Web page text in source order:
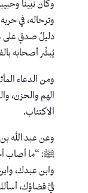
وكان نبينا
وترحاله، في
دليلُ صدقٍ على
يُبشِّر أصحابه
ومن الدعاء
الهم والحزن،
الاكتئاب.
وعن عبد الله
ﷺ: “ما أصاب
وابن عبدك،
فيَّ قضاؤك،